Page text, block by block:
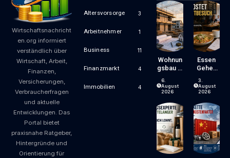
Wirtschaftsnachricht
en.org informiert
verständlich über
Wirtschaft, Arbeit,
Finanzen,
Versicherungen,
Verbraucherfragen
und aktuelle
Entwicklungen. Das
Portal bietet
praxisnahe Ratgeber,
Hintergründe und
Orientierung für
Altersvorsorge 3
Arbeitnehmer 1
Business 11
Finanzmarkt 4
Immobilien 4
Wohnun
Gsbau In
Krise:
Worauf
En Und
Käufer
Bei
Kosten,
Finanzie
Rung
6.
August
2026
Essen
Gehen
Zum
Luxus?
Gastron
Omiepre
Ise
Entsteh
En Und
Worauf
3.
August
2026